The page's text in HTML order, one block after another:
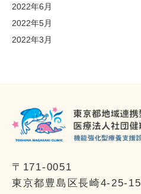
2022年6月
2022年5月
2022年3月
〒171-0051
東京都豊島区長崎4-25-15